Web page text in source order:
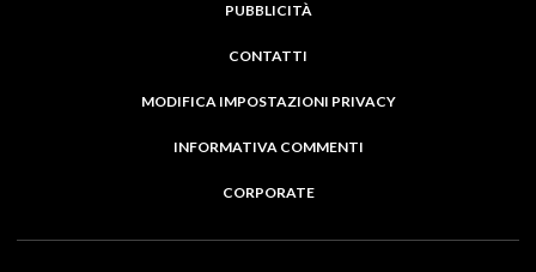
PUBBLICITÀ
CONTATTI
MODIFICA IMPOSTAZIONI PRIVACY
INFORMATIVA COMMENTI
CORPORATE